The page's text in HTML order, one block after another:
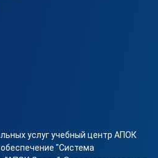
услуг учебный центр АПОК
"Система